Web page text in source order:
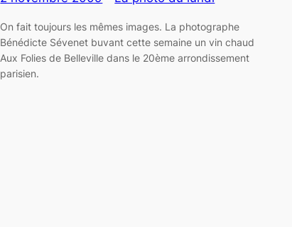
On fait toujours les mêmes images. La photographe
Bénédicte Sévenet buvant cette semaine un vin chaud
Aux Folies de Belleville dans le 20ème arrondissement
parisien.